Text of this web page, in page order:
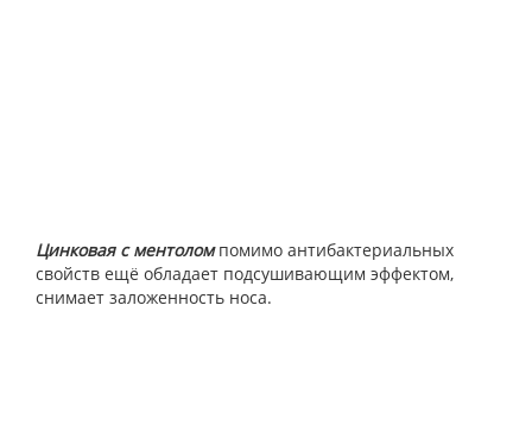
Цинковая с ментоломпомимо антибактериальных
свойств ещё обладает подсушивающим эффектом,
снимает заложенность носа.